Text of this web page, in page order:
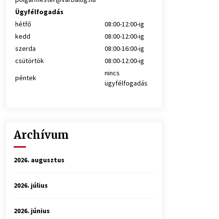
Ügyfélfogadás
hétfő
08:00-12:00-ig
kedd
08:00-12:00-ig
szerda
08:00-16:00-ig
csütörtök
08:00-12:00-ig
péntek
nincs
ügyfélfogadás
Archívum
2026. augusztus
2026. július
2026. június